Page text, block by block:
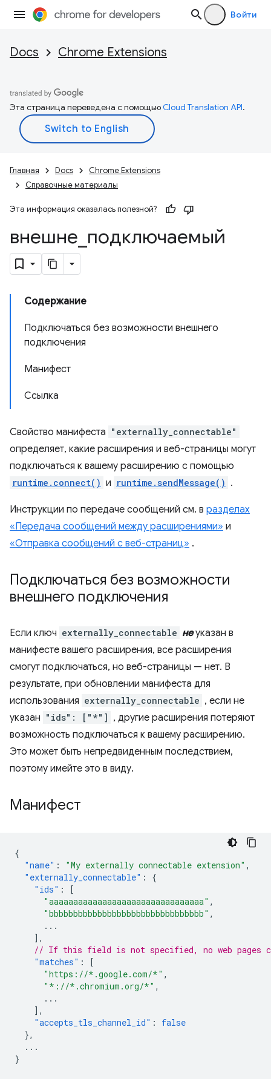
Войти
Docs Chrome Extensions
Эта страница переведена с помощьюCloud Translation API.
Главная Docs
Chrome Extensions
Справочные материалы
Эта информация оказалась полезной?
внешне подключаемый
Содержание
Подключаться без возможности внешнего
подключения
Манифест
Ссылка
Свойство манифеста "externally_connectable"
определяет, какие расширения и веб-страницы могут
подключаться к вашему расширению с помощью
runtime.connect() и runtime.sendMessage() .
Инструкции по передаче сообщений см. в разделах
«Передача сообщений между расширениями» и
«Отправка сообщений с веб-страниц» .
Подключаться без возможности
внешнего подключения
Если ключ externally_connectable неуказан в
манифесте вашего расширения, все расширения
смогут подключаться, но веб-страницы — нет. В
результате, при обновлении манифеста для
использования externally_connectable , если не
указан "ids": ["*"] , другие расширения потеряют
возможность подключаться к вашему расширению.
Это может быть непредвиденным последствием,
поэтому имейте это в виду.
Манифест
{
"name" : "My externally connectable extension" ,
"externally_connectable" :
{
"ids" :
[
"aaaaaaaaaaaaaaaaaaaaaaaaaaaaaaaa" ,
"bbbbbbbbbbbbbbbbbbbbbbbbbbbbbbbb" ,
...
],
// If this field is not specified, no web pages
"matches" :
[
"https://*.google.com/*" ,
"*://*.chromium.org/*" ,
...
],
"accepts_tls_channel_id" :
false
},
...
}